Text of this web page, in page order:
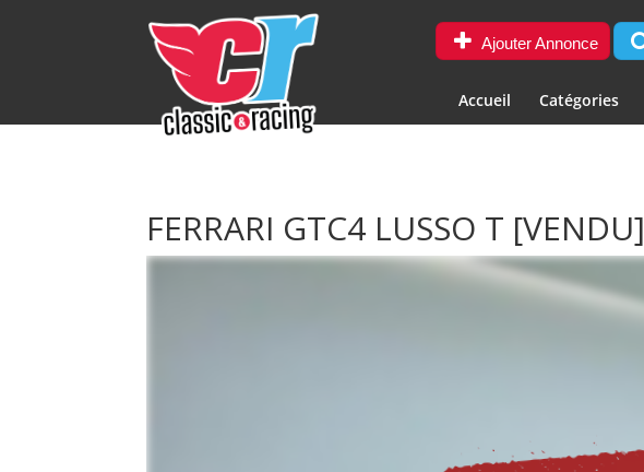
Ajouter Annonce
Accueil Catégories
FERRARI GTC4 LUSSO T [VENDU]